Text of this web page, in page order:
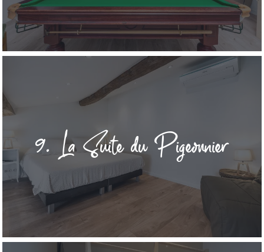
9. La Suite du Pigeonnier